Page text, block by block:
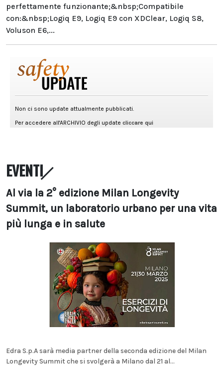
perfettamente funzionante;&nbsp;Compatibile
con:&nbsp;Logiq E9, Logiq E9 con XDClear, Logiq S8,
Voluson E6,...
EVENTI
Al via la 2° edizione Milan Longevity
Summit, un laboratorio urbano per una vita
più lunga e in salute
Edra S.p.A sarà media partner della seconda edizione del Milan
Longevity Summit che si svolgerà a Milano dal 21 al...